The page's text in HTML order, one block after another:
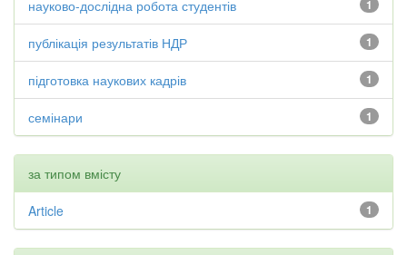
1
науково-дослідна робота студентів
1
публікація результатів НДР
1
підготовка наукових кадрів
1
семінари
за типом вмісту
1
Article